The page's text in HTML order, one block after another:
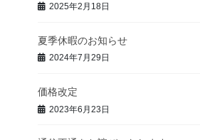
2025年2月18日
夏季休暇のお知らせ
2024年7月29日
価格改定
2023年6月23日